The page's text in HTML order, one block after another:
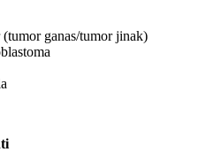
ganas/tumor jinak)